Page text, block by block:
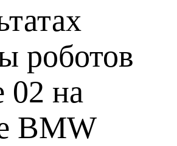
роботов
02 на
BMW